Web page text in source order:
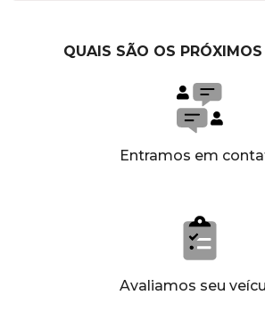
QUAIS SÃO OS
Entramos em
Avaliamos seu